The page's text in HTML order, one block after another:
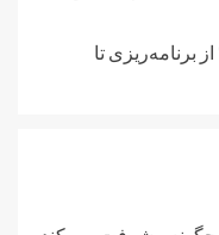
برنامه‌ریزی تا